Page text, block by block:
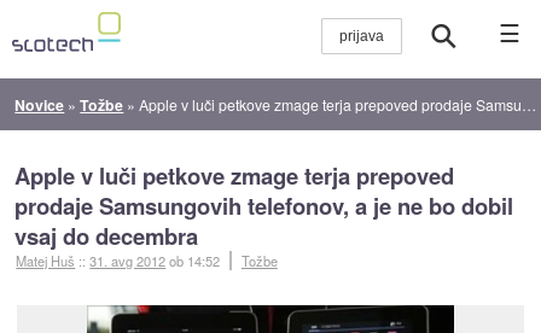
☰
Novice »Tožbe »Apple v luči petkove zmage terja prepoved prodaje Samsungovih telefonov, a je ne bo dobil vsaj do decembra
Apple v luči petkove zmage terja prepoved
prodaje Samsungovih telefonov, a je ne bo dobil
vsaj do decembra
Matej Huš ::31. avg 2012ob 14:52 Tožbe